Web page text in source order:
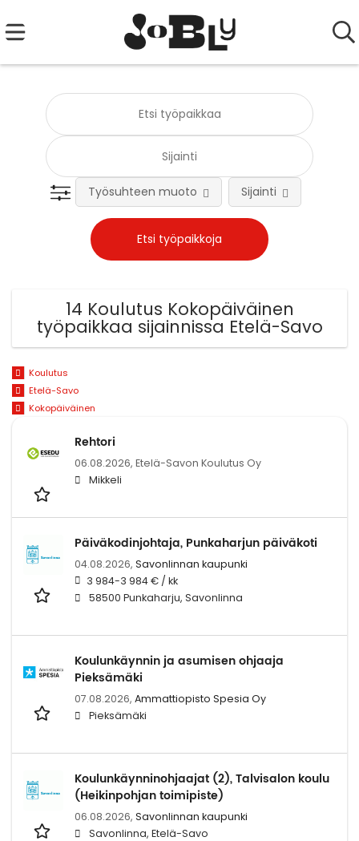
Työsuhteen muoto Sijainti
14 Koulutus Kokopäiväinen
työpaikkaa sijainnissa Etelä-Savo
Koulutus
Etelä-Savo
Kokopäiväinen
Rehtori
06.08.2026, Etelä-Savon Koulutus Oy
Mikkeli
Päiväkodinjohtaja, Punkaharjun päiväkoti
04.08.2026, Savonlinnan kaupunki
3 984-3 984 € / kk
58500 Punkaharju, Savonlinna
Koulunkäynnin ja asumisen ohjaaja
Pieksämäki
07.08.2026, Ammattiopisto Spesia Oy
Pieksämäki
Koulunkäynninohjaajat (2), Talvisalon koulu
(Heikinpohjan toimipiste)
06.08.2026, Savonlinnan kaupunki
Savonlinna, Etelä-Savo